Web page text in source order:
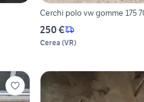
Cerchi polo vw gomme 175
250 €
Cerea (VR)